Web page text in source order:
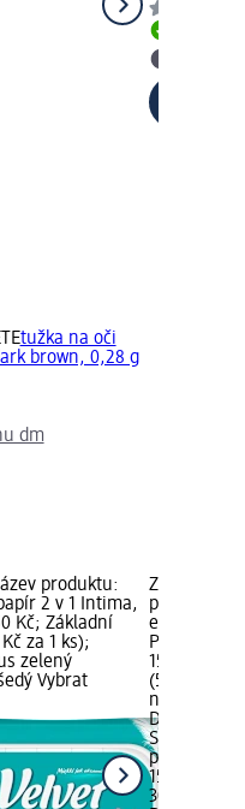
tužka na oči
brown, 0,28 g
dm
produktu:
2 v 1 Intima,
Kč; Základní
za 1 ks);
zelený
Vybrat
Značka:
polštářky
Právní
159,00 Kč;
(5,30 Kč za
Skladem,
prodejnu
159,00 Kč
30 ks (5,30